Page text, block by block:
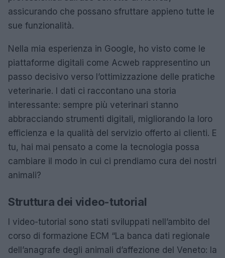
assicurando che possano sfruttare appieno tutte le
sue funzionalità.
Nella mia esperienza in Google, ho visto come le
piattaforme digitali come Acweb rappresentino un
passo decisivo verso l’ottimizzazione delle pratiche
veterinarie. I dati ci raccontano una storia
interessante: sempre più veterinari stanno
abbracciando strumenti digitali, migliorando la loro
efficienza e la qualità del servizio offerto ai clienti. E
tu, hai mai pensato a come la tecnologia possa
cambiare il modo in cui ci prendiamo cura dei nostri
animali?
Struttura dei video-tutorial
I video-tutorial sono stati sviluppati nell’ambito del
corso di formazione ECM “La banca dati regionale
dell’anagrafe degli animali d’affezione del Veneto: la